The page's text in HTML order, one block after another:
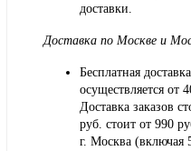
доставки.
Доставка по Москве и
Бесплатная
осуществляется от
Доставка заказов
руб. стоит от 990
г. Москва